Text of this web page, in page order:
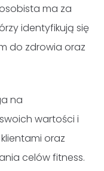
ma za
identyfikują się
do zdrowia oraz
na
wartości i
oraz
celów fitness.